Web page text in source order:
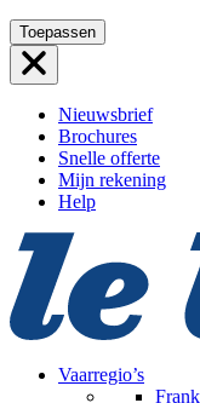
Ga
naar
de
Toepassen
Nieuwsbrief
Brochures
Snelle offerte
Mijn rekening
Help
Vaarregio’s